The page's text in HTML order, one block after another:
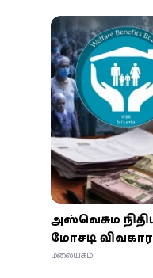
அஸ்வெசும
மோசடி
செயலகத்தின்
மலையகம்